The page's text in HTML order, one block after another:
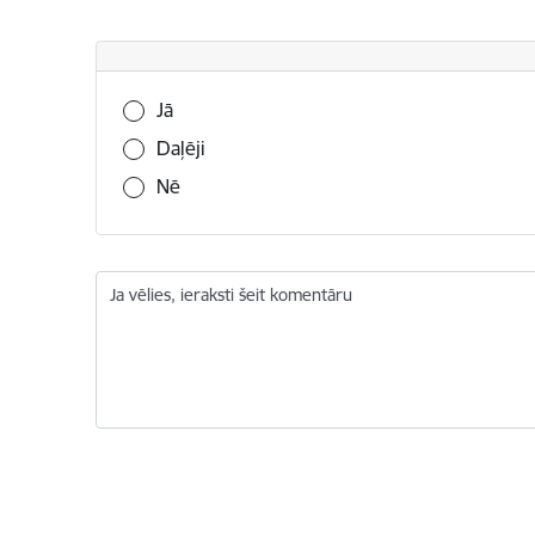
Vai šī informācija bija noderīga?
Jā
Daļēji
Nē
Ja vēlies, ieraksti šeit komentāru